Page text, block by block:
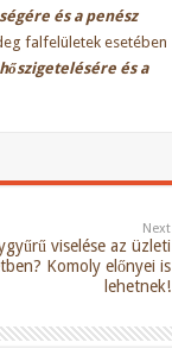
és a penész
falfelületek esetében
és a
Next
viselése az üzleti
Komoly előnyei is
lehetnek!